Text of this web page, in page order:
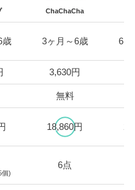
ChaChaCha
歳 3ヶ月～6歳 6ヶ
3,630円
無料
18,860円
個)
6点